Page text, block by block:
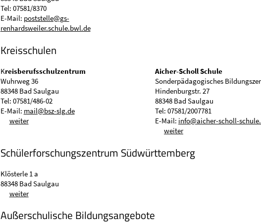
Tel: 07581/8370
E-Mail: poststelle@gs-
renhardsweiler.schule.bwl.de
Kreisschulen
Kreisberufsschulzentrum
Wuhrweg 36
88348 Bad Saulgau
Tel: 07581/486-02
E-Mail: mail@bsz-slg.de
weiter
Aicher-Scholl Schule
Sonderpädagogisches
Hindenburgstr. 27
88348 Bad Saulgau
Tel: 07581/2007781
E-Mail: info@aicher-scholl-
weiter
Schülerforschungszentrum Südwürttemberg
Klösterle 1 a
88348 Bad Saulgau
weiter
Außerschulische Bildungsangebote